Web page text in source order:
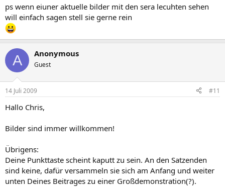
ps wenn eiuner aktuelle bilder mit den sera lecuhten sehen
will einfach sagen stell sie gerne rein
A Anonymous
Guest
14 Juli 2009 #11
Hallo Chris,
Bilder sind immer willkommen!
Übrigens:
Deine Punkttaste scheint kaputt zu sein. An den Satzenden
sind keine, dafür versammeln sie sich am Anfang und weiter
unten Deines Beitrages zu einer Großdemonstration(?).